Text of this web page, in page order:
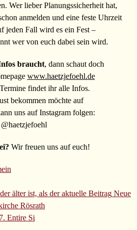
Wer lieber Planungssicherheit hat,
anmelden und eine feste Uhrzeit
jeden Fall wird es ein Fest –
wer von euch dabei sein wird.
braucht, dann schaut doch
www.haetzjefoehl.de
findet ihr alle Infos.
bekommen möchte auf
uns auf Instagram folgen:
@haetzjefoehl
Wir freuen uns auf euch!
älter ist, als der aktuelle Beitrag Neue
Rösrath
Entire Si